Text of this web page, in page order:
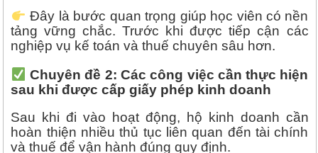
Đây là bước quan trọng giúp học viên có nền
tảng vững chắc. Trước khi được tiếp cận các
nghiệp vụ kế toán và thuế chuyên sâu hơn.
Chuyên đề 2: Các công việc cần thực hiện
sau khi được cấp giấy phép kinh doanh
Sau khi đi vào hoạt động, hộ kinh doanh cần
hoàn thiện nhiều thủ tục liên quan đến tài chính
và thuế để vận hành đúng quy định.